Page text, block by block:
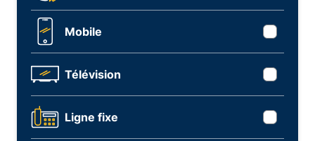
Mobile
Télévision
Ligne fixe